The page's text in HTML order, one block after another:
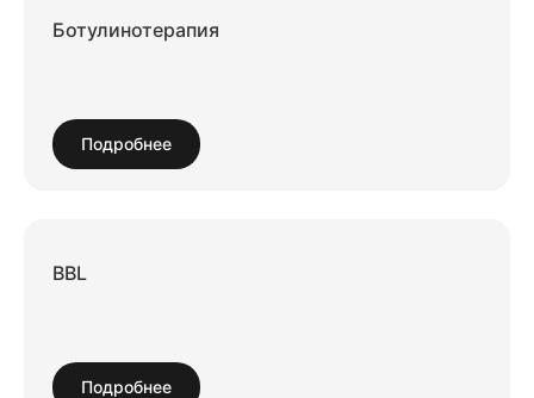
Ботулинотерапия
Подробнее
BBL
Подробнее